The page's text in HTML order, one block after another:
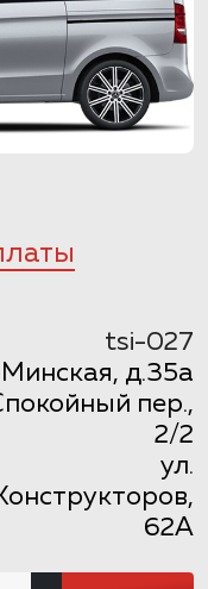
tsi-027
Минская, д.35а
пер.,
2/2
ул.
62А